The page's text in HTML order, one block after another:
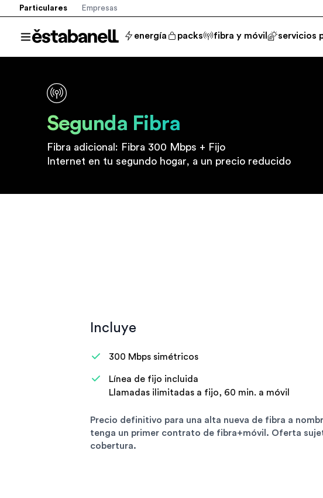
Particulares Empresas
Abrir menú
Estabanell energía packs fibra y móvil servicios
Segunda Fibra
Fibra adicional: Fibra 300 Mbps + Fijo
Internet en tu segundo hogar, a un precio reducido
Incluye
300 Mbps simétricos
Línea de fijo incluida
Llamadas ilimitadas a fijo, 60 min. a móvil
Precio definitivo para una alta nueva de fibra a
tenga un primer contrato de fibra+móvil. Oferta
cobertura.